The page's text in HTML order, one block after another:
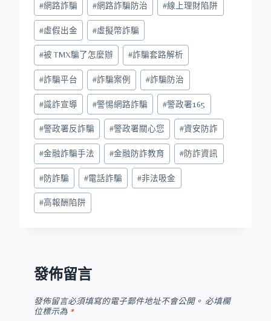
#網路詐騙 #網路詐騙防治 #線上理財陷阱
#虛假出金 #虛擬幣詐騙
#被 TMX騙了怎麼辦 #詐騙套路解析
#詐騙平台 #詐騙案例 #詐騙防治
#識詐宣導 #警惕網路詐騙 #警政署165
#警政署反詐騙 #警政署關心您 #資安防詐
#金融詐騙手法 #金融防詐教育 #防詐資訊
#防詐騙 #電話詐騙 #非法吸金
#高報酬陷阱
發佈留言
發佈留言必須填寫的電子郵件地址不會公開。 必填欄
位標示為 *